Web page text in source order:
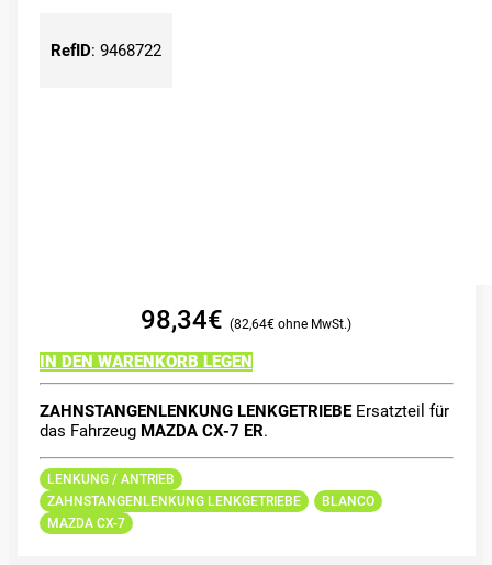
RefID: 9468722
98,34€ 82,64€
IN DEN WARENKORB LEGEN
ZAHNSTANGENLENKUNG LENKGETRIEBEErsatzteil für
das Fahrzeug MAZDA CX-7 ER.
LENKUNG / ANTRIEB
ZAHNSTANGENLENKUNG LENKGETRIEBE
BLANCO
MAZDA CX-7